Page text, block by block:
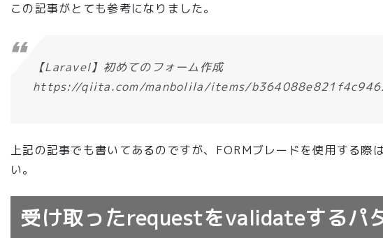
この記事がとても参考になりました。
【Laravel】初めてのフォーム作成
https://qiita.com/manbolila/items/
上記の記事でも書いてあるのですが、FORMブレードを使用する
い。
受け取ったrequestをvalidateするパ